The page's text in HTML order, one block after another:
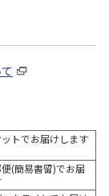
トでお届けします
(簡易書留)でお届